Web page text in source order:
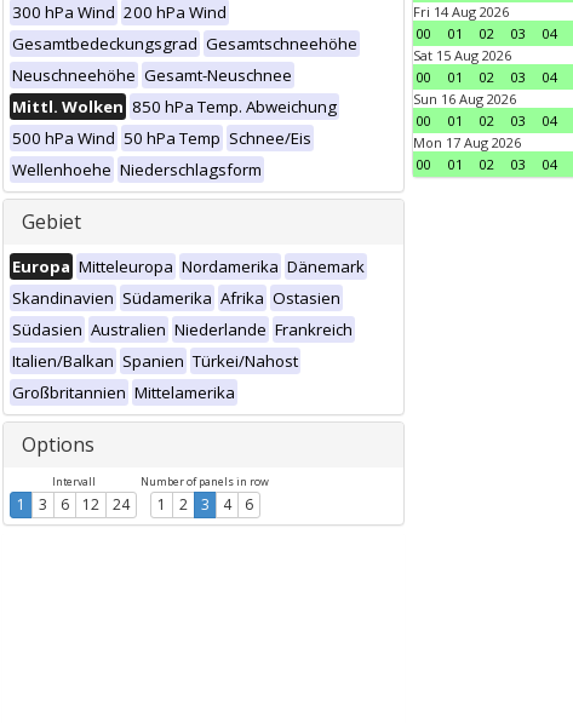
300 hPa Wind 200 hPa Wind
Gesamtbedeckungsgrad Gesamtschneehöhe
Neuschneehöhe Gesamt-Neuschnee
Mittl. Wolken 850 hPa Temp. Abweichung
500 hPa Wind 50 hPa Temp Schnee/Eis
Wellenhoehe Niederschlagsform
Gebiet
Europa Mitteleuropa Nordamerika Dänemark
Skandinavien Südamerika Afrika Ostasien
Südasien Australien Niederlande Frankreich
Italien/Balkan Spanien Türkei/Nahost
Großbritannien Mittelamerika
Options
Intervall
1 3 6 12 24
Number of panels in row
1 2 3 4 6
Fri 14 Aug 2026
00
01 02 03 04
Sat 15 Aug 2026
00
01 02 03 04
Sun 16 Aug 2026
00
01 02 03 04
Mon 17 Aug 2026
00
01 02 03 04